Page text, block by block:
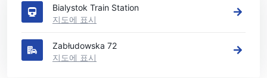
Bialystok Train Station
지도에 표시
Zabłudowska 72
지도에 표시